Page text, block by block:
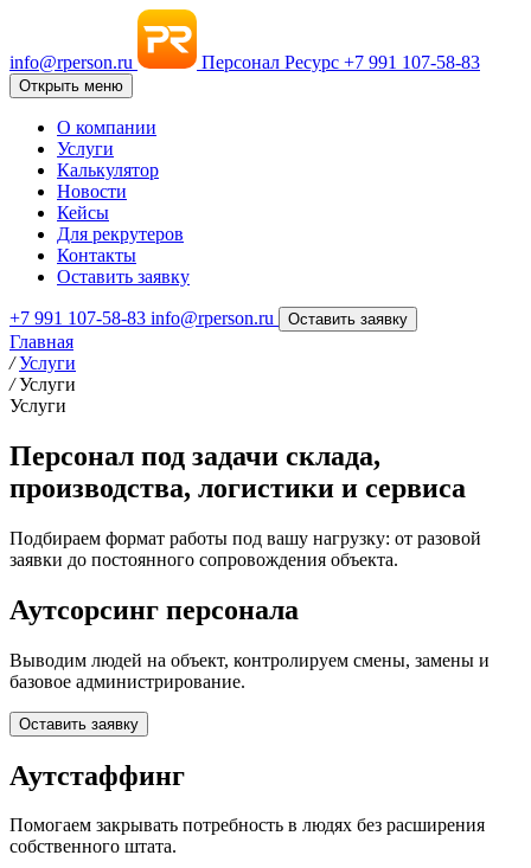
info@rperson.ru Персонал Ресурс +7 991 107-58-83
Открыть меню
О компании
Услуги
Калькулятор
Новости
Кейсы
Для рекрутеров
Контакты
Оставить заявку
+7 991 107-58-83 info@rperson.ru Оставить заявку
Главная
/ Услуги
/ Услуги
Услуги
Персонал под задачи склада,
производства, логистики и сервиса
Подбираем формат работы под вашу нагрузку: от разовой
заявки до постоянного сопровождения объекта.
Аутсорсинг персонала
Выводим людей на объект, контролируем смены, замены и
базовое администрирование.
Оставить заявку
Аутстаффинг
Помогаем закрывать потребность в людях без расширения
собственного штата.